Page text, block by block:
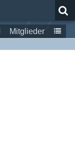
Mitglieder